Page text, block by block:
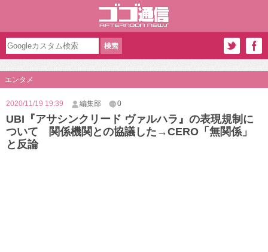
エンタメ
2020/11/19 19:39 編集部 0
UBI『アサシンクリード ヴァルハラ』の表現規制に
ついて 関係機関との協議した→CERO「無関係」
と反論